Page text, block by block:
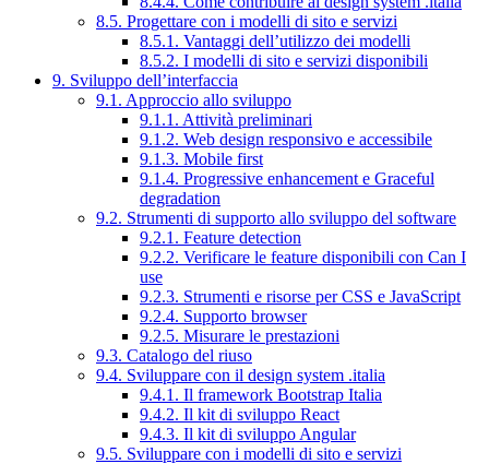
8.5. Progettare con i modelli di sito e servizi
8.5.1. Vantaggi dell’utilizzo dei modelli
8.5.2. I modelli di sito e servizi disponibili
9. Sviluppo dell’interfaccia
9.1. Approccio allo sviluppo
9.1.1. Attività preliminari
9.1.2. Web design responsivo e accessibile
9.1.3. Mobile first
9.1.4. Progressive enhancement e Graceful
degradation
9.2. Strumenti di supporto allo sviluppo del software
9.2.1. Feature detection
9.2.2. Verificare le feature disponibili con Can I
use
9.2.3. Strumenti e risorse per CSS e JavaScript
9.2.4. Supporto browser
9.2.5. Misurare le prestazioni
9.3. Catalogo del riuso
9.4. Sviluppare con il design system .italia
9.4.1. Il framework Bootstrap Italia
9.4.2. Il kit di sviluppo React
9.4.3. Il kit di sviluppo Angular
9.5. Sviluppare con i modelli di sito e servizi